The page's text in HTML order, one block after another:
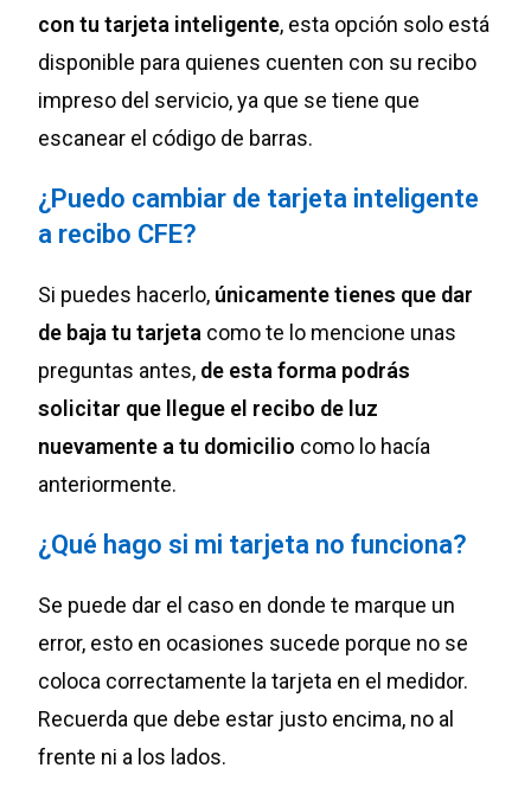
con tu tarjeta inteligente, esta opción solo está
disponible para quienes cuenten con su recibo
impreso del servicio, ya que se tiene que
escanear el código de barras.
¿Puedo cambiar de tarjeta inteligente
a recibo CFE?
Si puedes hacerlo, únicamente tienes que dar
de baja tu tarjeta como te lo mencione unas
preguntas antes, de esta forma podrás
solicitar que llegue el recibo de luz
nuevamente a tu domicilio como lo hacía
anteriormente.
¿Qué hago si mi tarjeta no funciona?
Se puede dar el caso en donde te marque un
error, esto en ocasiones sucede porque no se
coloca correctamente la tarjeta en el medidor.
Recuerda que debe estar justo encima, no al
frente ni a los lados.